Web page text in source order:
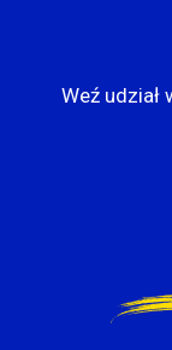
Weź